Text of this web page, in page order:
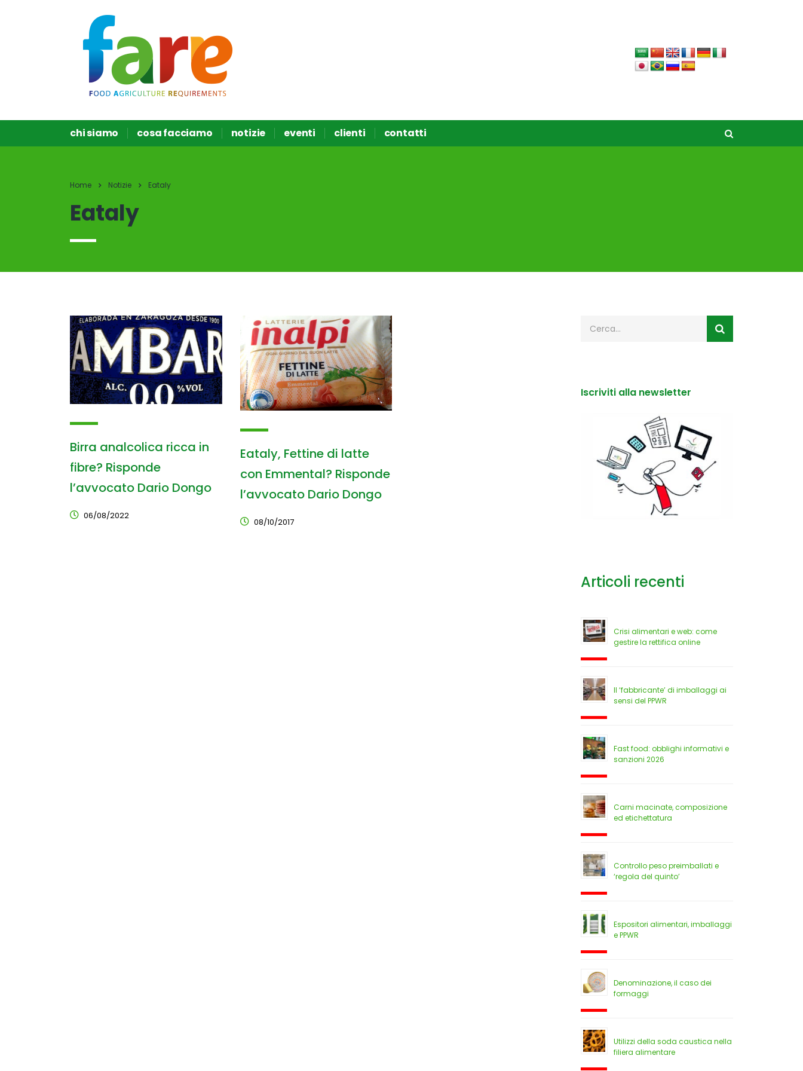
chi siamo cosa facciamo notizie eventi clienti contatti
Home Notizie Eataly
Eataly
Birra analcolica ricca in
fibre? Risponde
l’avvocato Dario Dongo
06/08/2022
Eataly, Fettine di latte
con Emmental? Risponde
l’avvocato Dario Dongo
08/10/2017
Iscriviti alla newsletter
Articoli recenti
Crisi alimentari e web: come
gestire la rettifica online
Il ‘fabbricante’ di imballaggi ai
sensi del PPWR
Fast food: obblighi informativi e
sanzioni 2026
Carni macinate, composizione
ed etichettatura
Controllo peso preimballati e
‘regola del quinto’
Espositori alimentari, imballaggi
e PPWR
Denominazione, il caso dei
formaggi
Utilizzi della soda caustica nella
filiera alimentare